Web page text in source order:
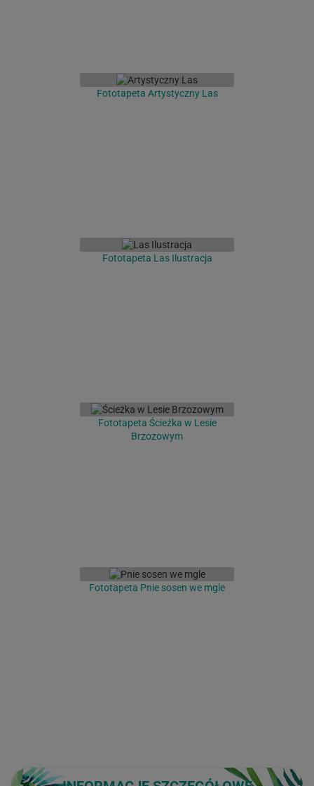
Fototapeta Artystyczny Las
Fototapeta Las Ilustracja
Fototapeta Ścieżka w Lesie
Brzozowym
Fototapeta Pnie sosen we mgle